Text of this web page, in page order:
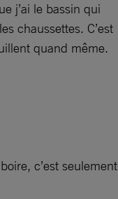
j’ai le bassin qui
chaussettes. C’est
quand même.
c’est seulement